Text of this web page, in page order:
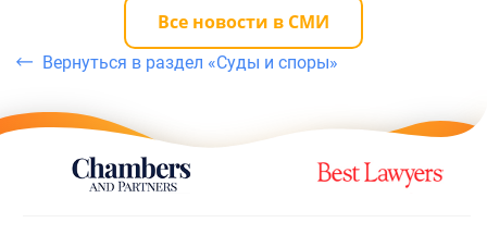
Все новости в СМИ
Вернуться в раздел «Суды и споры»